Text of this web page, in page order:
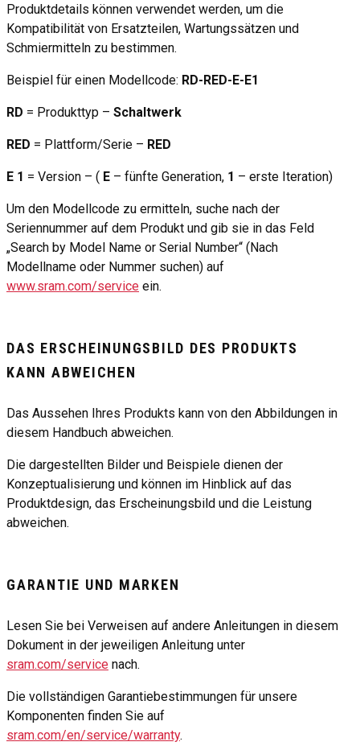
Produktdetails können verwendet werden, um die
Kompatibilität von Ersatzteilen, Wartungssätzen und
Schmiermitteln zu bestimmen.
Beispiel für einen Modellcode: RD-RED-E-E1
RD = Produkttyp – Schaltwerk
RED = Plattform/Serie – RED
E 1 = Version – ( E – fünfte Generation, 1 – erste Iteration)
Um den Modellcode zu ermitteln, suche nach der
Seriennummer auf dem Produkt und gib sie in das Feld
„Search by Model Name or Serial Number“ (Nach
Modellname oder Nummer suchen) auf
www.sram.com/service ein.
DAS ERSCHEINUNGSBILD DES PRODUKTS
KANN ABWEICHEN
Das Aussehen Ihres Produkts kann von den Abbildungen in
diesem Handbuch abweichen.
Die dargestellten Bilder und Beispiele dienen der
Konzeptualisierung und können im Hinblick auf das
Produktdesign, das Erscheinungsbild und die Leistung
abweichen.
GARANTIE UND MARKEN
Lesen Sie bei Verweisen auf andere Anleitungen in diesem
Dokument in der jeweiligen Anleitung unter
sram.com/service nach.
Die vollständigen Garantiebestimmungen für unsere
Komponenten finden Sie auf
sram.com/en/service/warranty.